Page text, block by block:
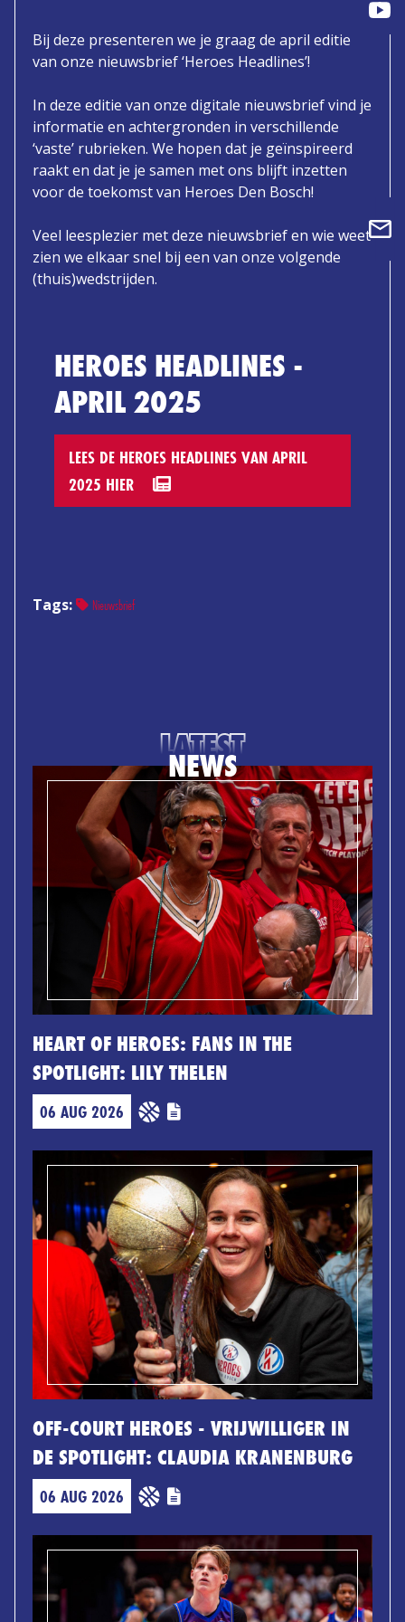
Bij deze presenteren we je graag de april editie
van onze nieuwsbrief ‘Heroes Headlines’!
In deze editie van onze digitale nieuwsbrief vind je
informatie en achtergronden in verschillende
‘vaste’ rubrieken. We hopen dat je geïnspireerd
raakt en dat je je samen met ons blijft inzetten
voor de toekomst van Heroes Den Bosch!
Veel leesplezier met deze nieuwsbrief en wie weet
zien we elkaar snel bij een van onze volgende
(thuis)wedstrijden.
HEROES HEADLINES -
APRIL 2025
LEES DE HEROES HEADLINES VAN APRIL
2025 HIER
Tags: Nieuwsbrief
LATEST
NEWS
HEART OF HEROES: FANS IN THE
SPOTLIGHT: LILY THELEN
06 AUG 2026
OFF-COURT HEROES - VRIJWILLIGER IN
DE SPOTLIGHT: CLAUDIA KRANENBURG
06 AUG 2026